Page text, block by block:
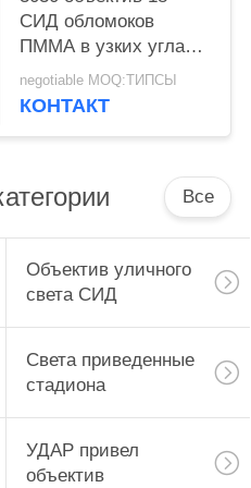
СИД обломоков
ПММА в узких углах
пучка 1 для фар СИД
negotiable MOQ:ТИПСЫ
КОНТАКТ
Все
Объектив уличного
света СИД
Света приведенные
стадиона
УДАР привел
объектив